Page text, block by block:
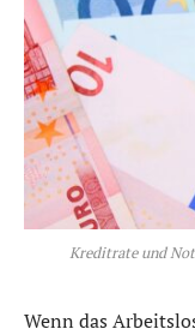
Kreditrate und
Wenn das